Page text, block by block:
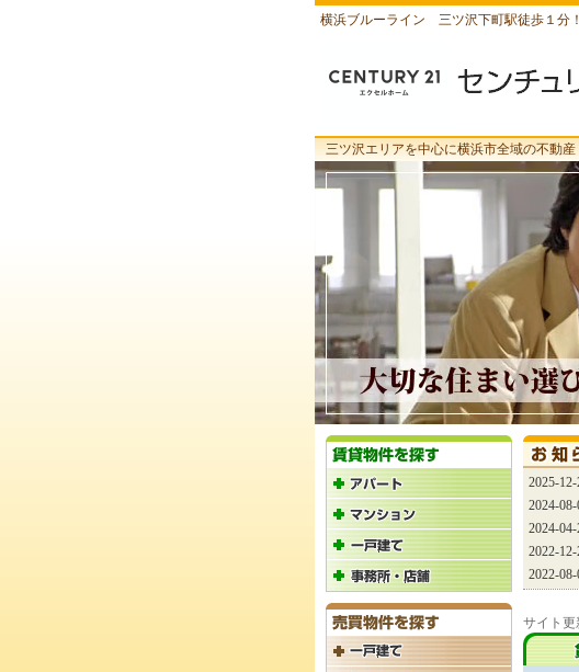
横浜ブルーライン 三ツ沢下町駅徒歩１分
三ツ沢エリアを中心に横浜市全域の不動
2025-
2024-
2024-
2022-
2022-
サイト更